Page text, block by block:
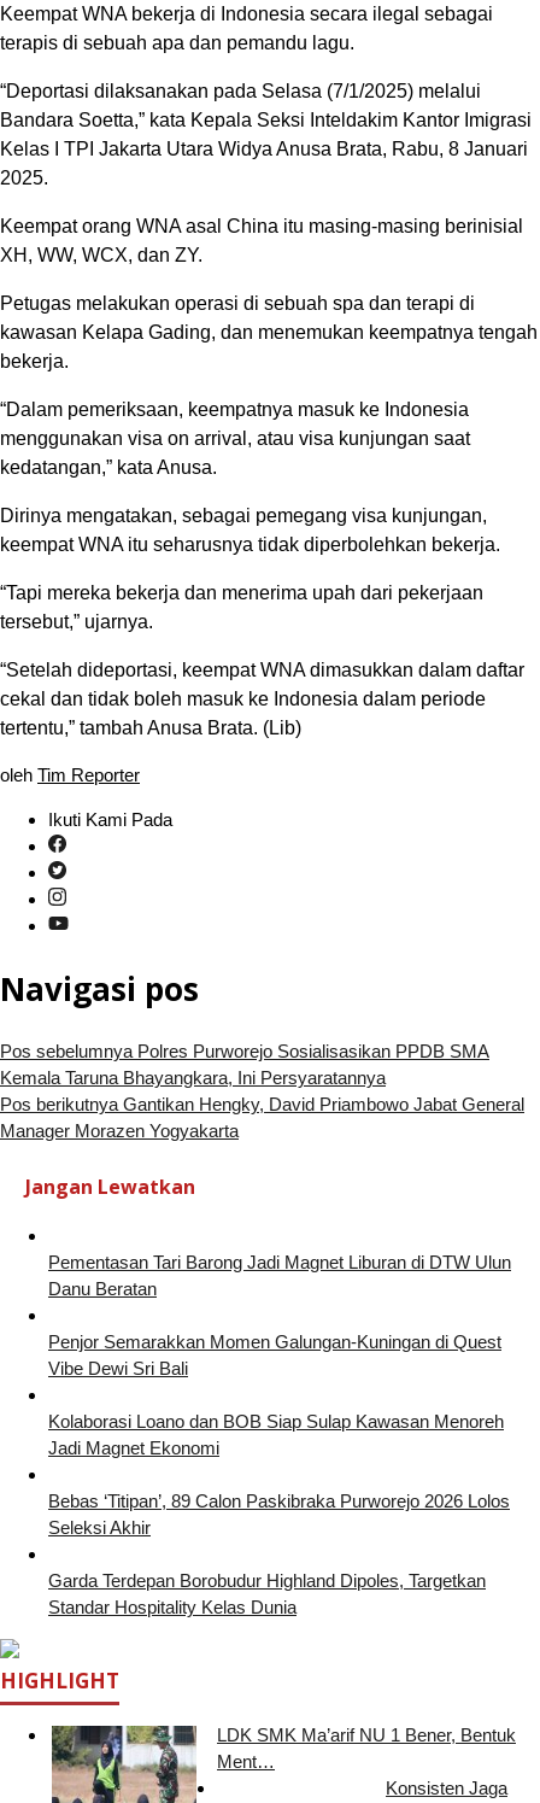
Keempat WNA bekerja di Indonesia secara ilegal sebagai
terapis di sebuah apa dan pemandu lagu.
“Deportasi dilaksanakan pada Selasa (7/1/2025) melalui
Bandara Soetta,” kata Kepala Seksi Inteldakim Kantor Imigrasi
Kelas I TPI Jakarta Utara Widya Anusa Brata, Rabu, 8 Januari
2025.
Keempat orang WNA asal China itu masing-masing berinisial
XH, WW, WCX, dan ZY.
Petugas melakukan operasi di sebuah spa dan terapi di
kawasan Kelapa Gading, dan menemukan keempatnya tengah
bekerja.
“Dalam pemeriksaan, keempatnya masuk ke Indonesia
menggunakan visa on arrival, atau visa kunjungan saat
kedatangan,” kata Anusa.
Dirinya mengatakan, sebagai pemegang visa kunjungan,
keempat WNA itu seharusnya tidak diperbolehkan bekerja.
“Tapi mereka bekerja dan menerima upah dari pekerjaan
tersebut,” ujarnya.
“Setelah dideportasi, keempat WNA dimasukkan dalam daftar
cekal dan tidak boleh masuk ke Indonesia dalam periode
tertentu,” tambah Anusa Brata. (Lib)
oleh Tim Reporter
Ikuti Kami Pada
Navigasi pos
Pos sebelumnya Polres Purworejo Sosialisasikan PPDB SMA
Kemala Taruna Bhayangkara, Ini Persyaratannya
Pos berikutnya Gantikan Hengky, David Priambowo Jabat General
Manager Morazen Yogyakarta
Jangan Lewatkan
Pementasan Tari Barong Jadi Magnet Liburan di DTW Ulun
Danu Beratan
Penjor Semarakkan Momen Galungan-Kuningan di Quest
Vibe Dewi Sri Bali
Kolaborasi Loano dan BOB Siap Sulap Kawasan Menoreh
Jadi Magnet Ekonomi
Bebas ‘Titipan’, 89 Calon Paskibraka Purworejo 2026 Lolos
Seleksi Akhir
Garda Terdepan Borobudur Highland Dipoles, Targetkan
Standar Hospitality Kelas Dunia
HIGHLIGHT
LDK SMK Ma’arif NU 1 Bener, Bentuk
Ment…
Konsisten Jaga